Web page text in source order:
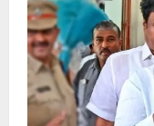
ಡಿಕೆಶಿ ಜತೆ 14 ಮಂದಿ
ಸಂಭಾವ್ಯ ಸಚಿವರ
Ashwaveega